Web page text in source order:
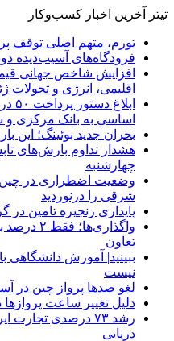
تیتر آخرین اخبار کسب‌وکار
تورم، متهم اصلی توقف
فرودگاه‌های آسیب‌دیده
افزایش شاخص جهانی
اقلیمی، انرژی و تحولات
اساسی به بانک مرکزی و
بحران جدید بوئینگ؛ این بار
چهارشنبه
وضعیت اضطراری در
شرقی را درنوردید
پایداری زنجیره تامین
تعاون
ببینید| آموزش دانشگاهی
نیست
لغو صدها پرواز چین در
دلیل تغییر ساعت
رشد ۷۳ درصدی
دریایی